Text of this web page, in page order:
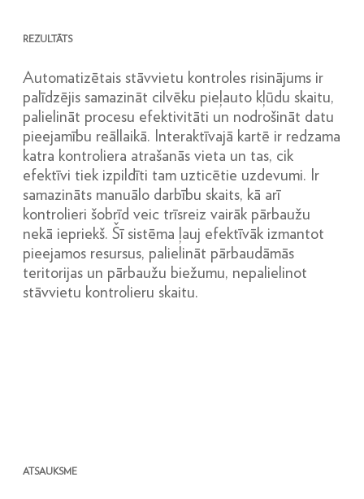
REZULTĀTS
Automatizētais stāvvietu kontroles risinājums ir
palīdzējis samazināt cilvēku pieļauto kļūdu skaitu,
palielināt procesu efektivitāti un nodrošināt datu
pieejamību reāllaikā. Interaktīvajā kartē ir redzama
katra kontroliera atrašanās vieta un tas, cik
efektīvi tiek izpildīti tam uzticētie uzdevumi. Ir
samazināts manuālo darbību skaits, kā arī
kontrolieri šobrīd veic trīsreiz vairāk pārbaužu
nekā iepriekš. Šī sistēma ļauj efektīvāk izmantot
pieejamos resursus, palielināt pārbaudāmās
teritorijas un pārbaužu biežumu, nepalielinot
stāvvietu kontrolieru skaitu.
ATSAUKSME